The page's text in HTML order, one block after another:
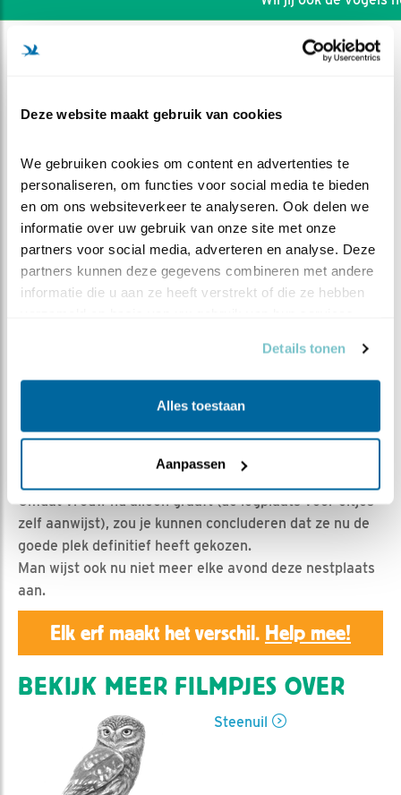
Deze website maakt gebruik van cookies
We gebruiken cookies om content en advertenties te
personaliseren, om functies voor social media te bieden
en om ons websiteverkeer te analyseren. Ook delen we
informatie over uw gebruik van onze site met onze
partners voor social media, adverteren en analyse. Deze
partners kunnen deze gegevens combineren met andere
informatie die u aan ze heeft verstrekt of die ze hebben
Details tonen
Alles toestaan
Aanpassen
Man weer op bezoek
Geert | Geplaatst op 5 maart 2019, 23:55 |
leuk
Vrouw steenuil brengt de dag weer door in de nestkast.
Omdat vrouw nu alleen graaft (de legplaats voor eitjes
zelf aanwijst), zou je kunnen concluderen dat ze nu de
goede plek definitief heeft gekozen.
Man wijst ook nu niet meer elke avond deze nestplaats
aan.
Elk erf maakt het verschil. Help mee!
BEKIJK MEER FILMPJES OVER
Steenuil